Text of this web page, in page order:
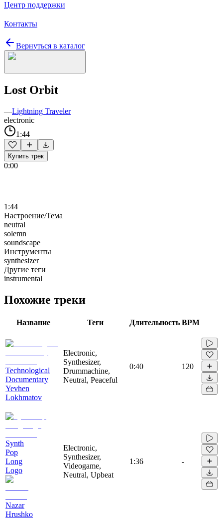
Центр поддержки
Контакты
Вернуться в каталог
Lost Orbit
—Lightning Traveler
electronic
1:44
Купить трек
0:00
1:44
Настроение/Тема
neutral
solemn
soundscape
Инструменты
synthesizer
Другие теги
instrumental
Похожие треки
Название Теги Длительность BPM
Technological
Documentary
Yevhen
Lokhmatov
Electronic,
Synthesizer,
Drummachine,
Neutral, Peaceful
0:40 120
Synth
Pop
Long
Logo
Nazar
Hrushko
Electronic,
Synthesizer,
Videogame,
Neutral, Upbeat
1:36 -